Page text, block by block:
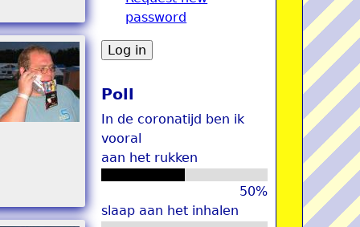
u
password
Poll
In de coronatijd ben ik
vooral
aan het rukken
50%
slaap aan het inhalen